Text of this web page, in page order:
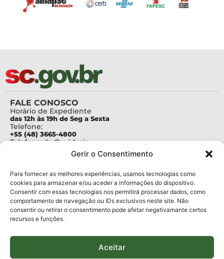
Gerir o Consentimento
Para fornecer as melhores experiências, usamos tecnologias como
cookies para armazenar e/ou aceder a informações do dispositivo.
Consentir com essas tecnologias nos permitirá processar dados, como
comportamento de navegação ou IDs exclusivos neste site. Não
consentir ou retirar o consentimento pode afetar negativamante certos
recursos e funções.
Aceitar
FALE CONOSCO
Horário de Expediente
das 12h às 19h de Seg a Sexta
Telefone:
+55 (48) 3665-4800
Telefone da Ouvidoria
Para assuntos relacionados à Pesquisa
pesquisa@fapesc.sc.gov.br
Para assuntos relacionados à Inovação
inovacao@fapesc.sc.gov.br
Para assuntos relacionados à Bolsas
bolsas@fapesc.sc.gov.br
Para assuntos relacionados à Prestação de Contas
Para assuntos relacionados à Plataforma
plataforma@fapesc.sc.gov.br